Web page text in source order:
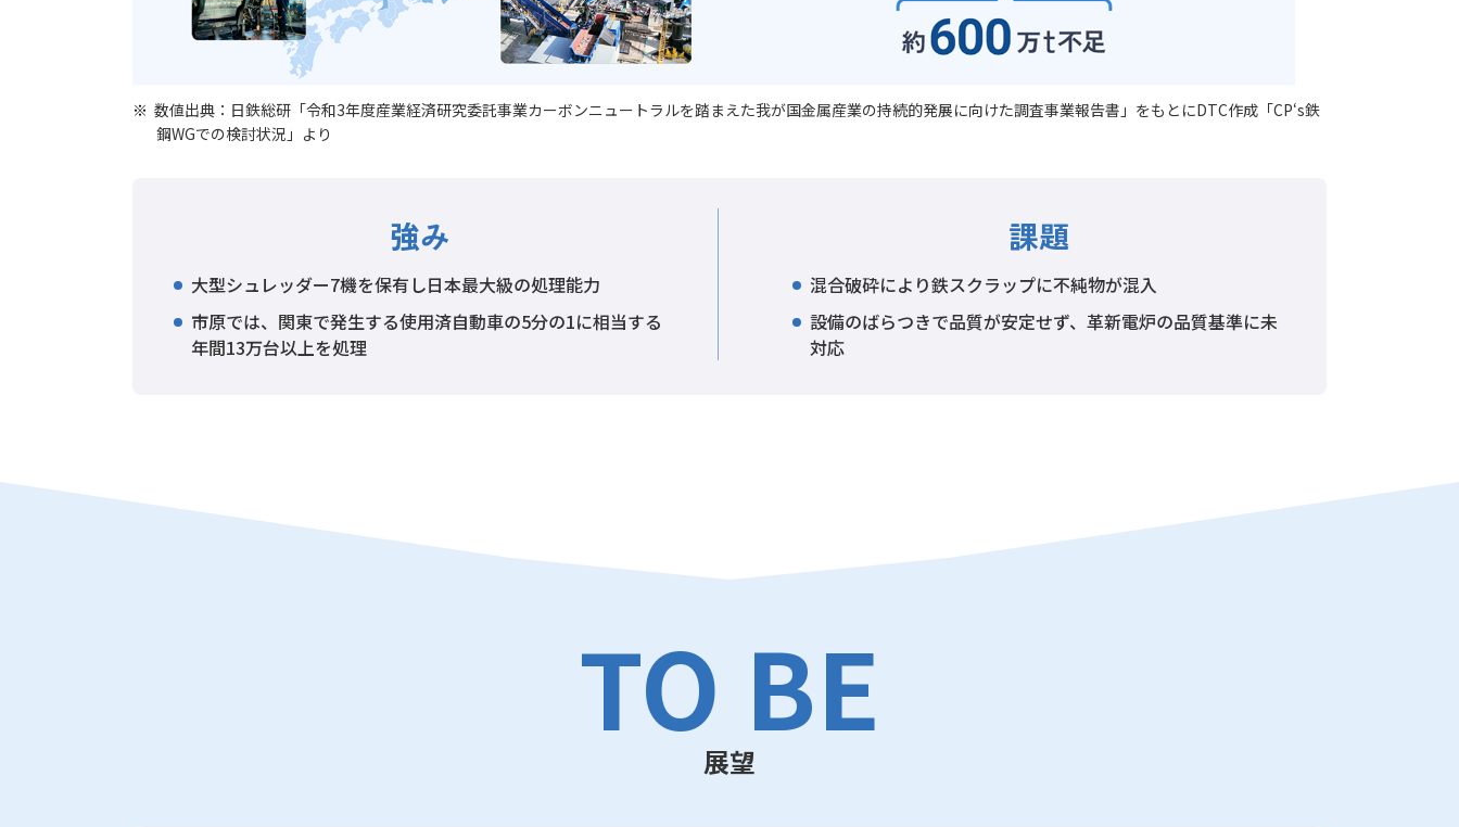
数値出典：日鉄総研「令和3年度産業経済研究委託事業カーボンニュートラルを踏まえた我が国金属産業の持続的発展に向けた調査事業報告書」をもとにDTC作成「CP‘s鉄
鋼WGでの検討状況」より
強み
大型シュレッダー7機を保有し日本最大級の処理能力
市原では、関東で発生する使用済自動車の5分の1に相当する
年間13万台以上を処理
課題
混合破砕により鉄スクラップに不純物が混入
設備のばらつきで品質が安定せず、革新電炉の品質基準に未
対応
TO BE
展望